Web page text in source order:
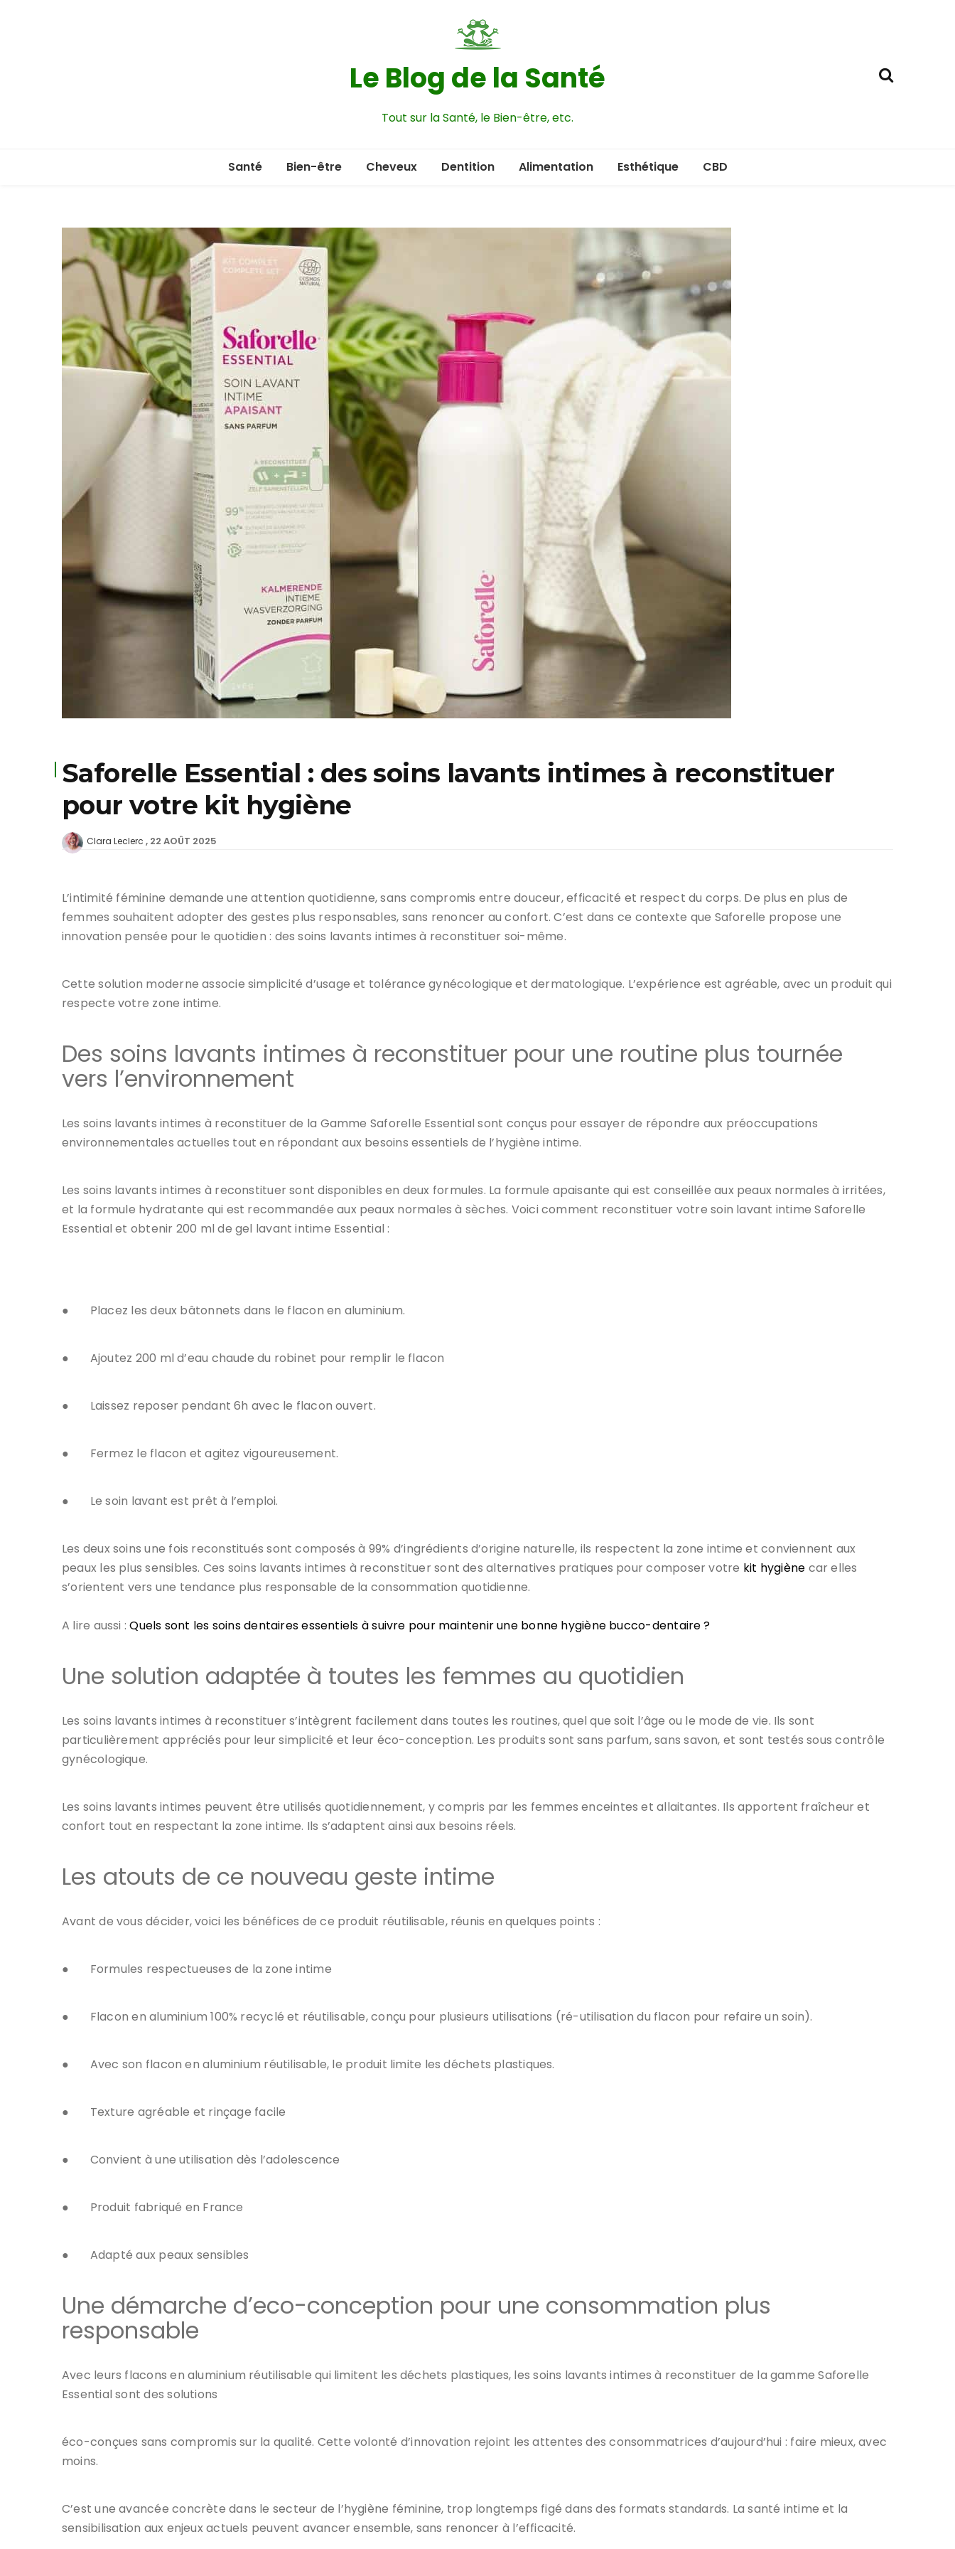
Le Blog de la Santé
Tout sur la Santé, le Bien-être, etc.
Santé Bien-être Cheveux Dentition Alimentation Esthétique CBD
Saforelle Essential : des soins lavants intimes à reconstituer
pour votre kit hygiène
Clara Leclerc 22 AOÛT 2025
L’intimité féminine demande une attention quotidienne, sans compromis entre douceur, efficacité et respect du corps. De plus en plus de
femmes souhaitent adopter des gestes plus responsables, sans renoncer au confort. C’est dans ce contexte que Saforelle propose une
innovation pensée pour le quotidien : des soins lavants intimes à reconstituer soi-même.
Cette solution moderne associe simplicité d’usage et tolérance gynécologique et dermatologique. L’expérience est agréable, avec un produit qui
respecte votre zone intime.
Des soins lavants intimes à reconstituer pour une routine plus tournée
vers l’environnement
Les soins lavants intimes à reconstituer de la Gamme Saforelle Essential sont conçus pour essayer de répondre aux préoccupations
environnementales actuelles tout en répondant aux besoins essentiels de l’hygiène intime.
Les soins lavants intimes à reconstituer sont disponibles en deux formules. La formule apaisante qui est conseillée aux peaux normales à irritées,
et la formule hydratante qui est recommandée aux peaux normales à sèches. Voici comment reconstituer votre soin lavant intime Saforelle
Essential et obtenir 200 ml de gel lavant intime Essential :
● Placez les deux bâtonnets dans le flacon en aluminium.
● Ajoutez 200 ml d’eau chaude du robinet pour remplir le flacon
● Laissez reposer pendant 6h avec le flacon ouvert.
● Fermez le flacon et agitez vigoureusement.
● Le soin lavant est prêt à l’emploi.
Les deux soins une fois reconstitués sont composés à 99% d’ingrédients d’origine naturelle, ils respectent la zone intime et conviennent aux
peaux les plus sensibles. Ces soins lavants intimes à reconstituer sont des alternatives pratiques pour composer votre kit hygiène car elles
s’orientent vers une tendance plus responsable de la consommation quotidienne.
A lire aussi :Quels sont les soins dentaires essentiels à suivre pour maintenir une bonne hygiène bucco-dentaire ?
Une solution adaptée à toutes les femmes au quotidien
Les soins lavants intimes à reconstituer s’intègrent facilement dans toutes les routines, quel que soit l’âge ou le mode de vie. Ils sont
particulièrement appréciés pour leur simplicité et leur éco-conception. Les produits sont sans parfum, sans savon, et sont testés sous contrôle
gynécologique.
Les soins lavants intimes peuvent être utilisés quotidiennement, y compris par les femmes enceintes et allaitantes. Ils apportent fraîcheur et
confort tout en respectant la zone intime. Ils s’adaptent ainsi aux besoins réels.
Les atouts de ce nouveau geste intime
Avant de vous décider, voici les bénéfices de ce produit réutilisable, réunis en quelques points :
● Formules respectueuses de la zone intime
● Flacon en aluminium 100% recyclé et réutilisable, conçu pour plusieurs utilisations (ré-utilisation du flacon pour refaire un soin).
● Avec son flacon en aluminium réutilisable, le produit limite les déchets plastiques.
● Texture agréable et rinçage facile
● Convient à une utilisation dès l’adolescence
● Produit fabriqué en France
● Adapté aux peaux sensibles
Une démarche d’eco-conception pour une consommation plus
responsable
Avec leurs flacons en aluminium réutilisable qui limitent les déchets plastiques, les soins lavants intimes à reconstituer de la gamme Saforelle
Essential sont des solutions
éco-conçues sans compromis sur la qualité. Cette volonté d’innovation rejoint les attentes des consommatrices d’aujourd’hui : faire mieux, avec
moins.
C’est une avancée concrète dans le secteur de l’hygiène féminine, trop longtemps figé dans des formats standards. La santé intime et la
sensibilisation aux enjeux actuels peuvent avancer ensemble, sans renoncer à l’efficacité.